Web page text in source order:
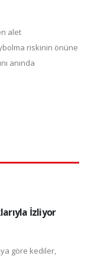
alet
riskinin önüne
anında
İzliyor
göre kediler,